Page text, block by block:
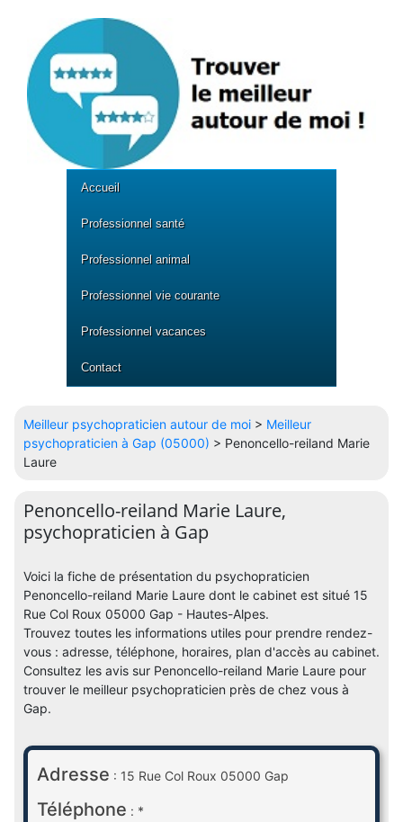
Accueil
Professionnel santé
Professionnel animal
Professionnel vie courante
Professionnel vacances
Contact
Meilleur psychopraticien autour de moi > Meilleur
psychopraticien à Gap (05000) > Penoncello-reiland Marie
Laure
Penoncello-reiland Marie Laure,
psychopraticien à Gap
Voici la fiche de présentation du psychopraticien
Penoncello-reiland Marie Laure dont le cabinet est situé 15
Rue Col Roux 05000 Gap - Hautes-Alpes.
Trouvez toutes les informations utiles pour prendre rendez-
vous : adresse, téléphone, horaires, plan d'accès au cabinet.
Consultez les avis sur Penoncello-reiland Marie Laure pour
trouver le meilleur psychopraticien près de chez vous à
Gap.
Adresse : 15 Rue Col Roux 05000 Gap
Téléphone : *